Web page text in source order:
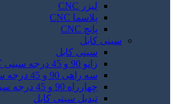
لیزر CNC
پلاسما CNC
پانچ CNC
سینی کابل
سینی کابل
زانو 90 و 45 درجه سینی کابل افقی
سه راهی 90 و 45 درجه سینی کابل
چهارراه 90 و 45 درجه سینی کابل
تبدیل سینی کابل